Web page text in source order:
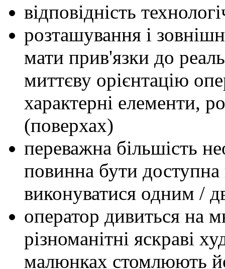
відповідність
розташування і
мати прив'язки до
миттєву орієнтацію
характерні елементи,
(поверхах)
переважна більшість
повинна бути
виконуватися одним /
оператор дивиться на
різноманітні яскраві
малюнках стомлюють